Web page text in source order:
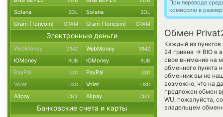
При переводе
комиссию в
Обмен
Каждый из пунктов
24 гривна → ВЮ в
свое внимание на
обменного пункта
обменник вы не
возможно, что на
предложен обмен
WU, пожалуйста,
владельцем
Solana SOL Solana SOL
Gram (Toncoin) GRAM Gram (Toncoin) GRAM
Электронные деньги
WebMoney WMZ WebMoney WMZ
ЮMoney RUB ЮMoney RUB
PayPal USD PayPal USD
Volet USD Volet USD
Alipay CNY Alipay CNY
Банковские счета и карты